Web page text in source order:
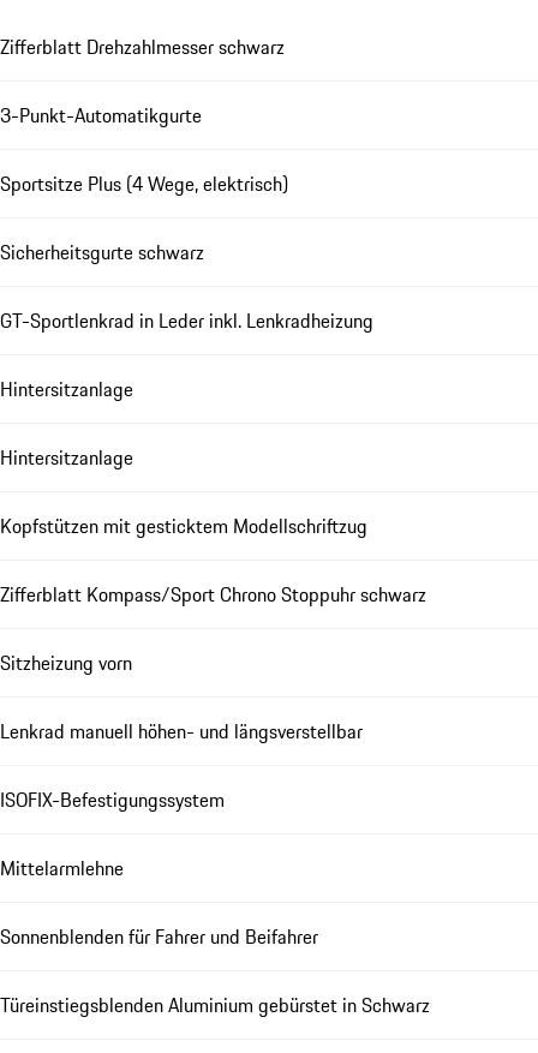
Zifferblatt Drehzahlmesser schwarz
3-Punkt-Automatikgurte
Sportsitze Plus (4 Wege, elektrisch)
Sicherheitsgurte schwarz
GT-Sportlenkrad in Leder inkl. Lenkradheizung
Hintersitzanlage
Hintersitzanlage
Kopfstützen mit gesticktem Modellschriftzug
Zifferblatt Kompass/Sport Chrono Stoppuhr schwarz
Sitzheizung vorn
Lenkrad manuell höhen- und längsverstellbar
ISOFIX-Befestigungssystem
Mittelarmlehne
Sonnenblenden für Fahrer und Beifahrer
Türeinstiegsblenden Aluminium gebürstet in Schwarz